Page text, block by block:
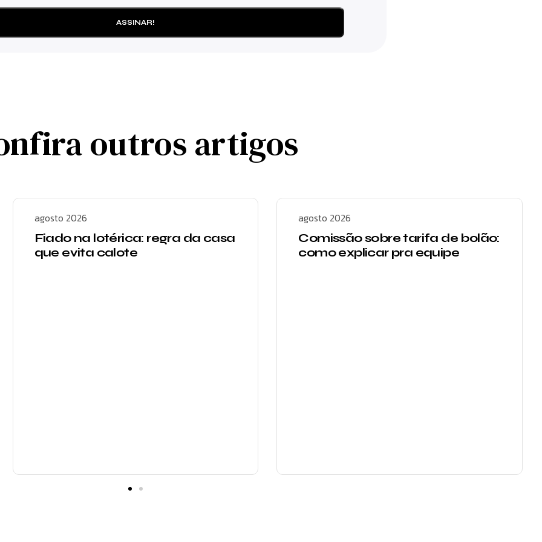
outros artigos
agosto 2026
Fiado na lotérica: regra da casa
que evita calote
agosto 2026
Comissão sobre tarifa de bolão:
como explicar pra equipe